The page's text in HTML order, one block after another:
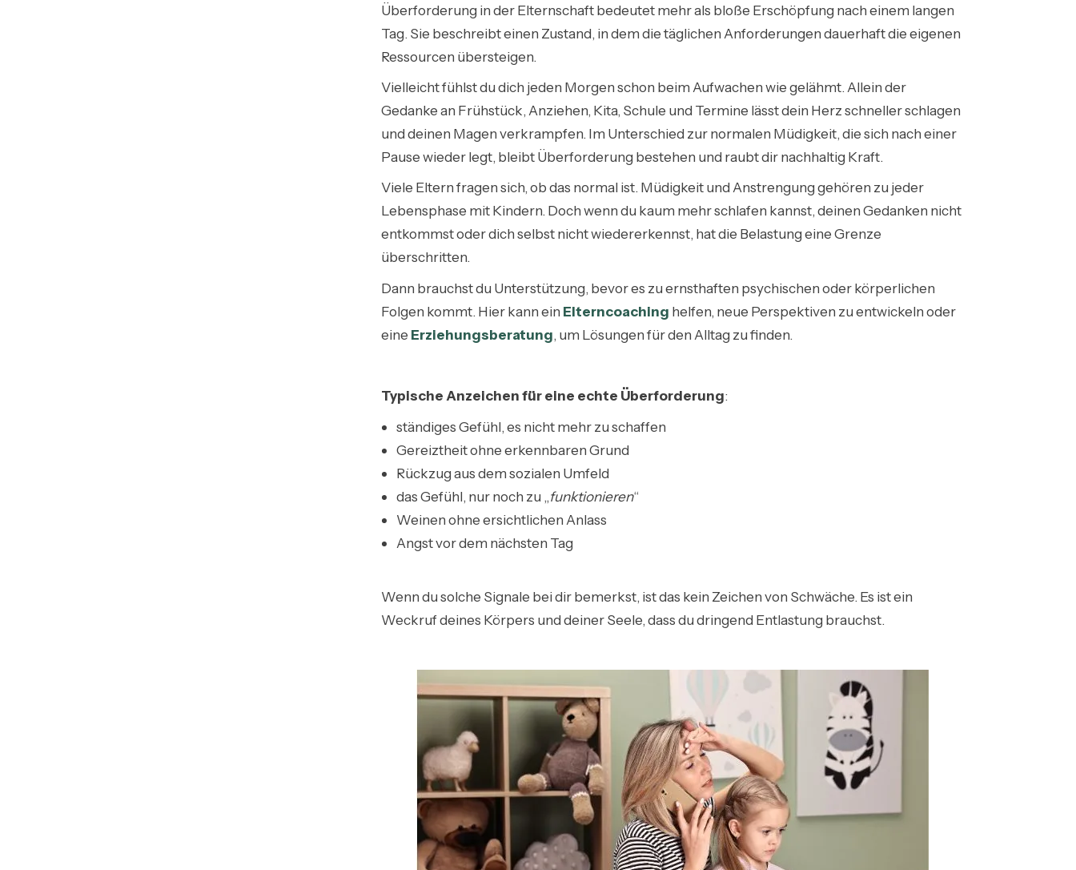
Überforderung in der Elternschaft bedeutet mehr als bloße Erschöpfung nach einem langen
Tag. Sie beschreibt einen Zustand, in dem die täglichen Anforderungen dauerhaft die eigenen
Ressourcen übersteigen.
Vielleicht fühlst du dich jeden Morgen schon beim Aufwachen wie gelähmt. Allein der
Gedanke an Frühstück, Anziehen, Kita, Schule und Termine lässt dein Herz schneller schlagen
und deinen Magen verkrampfen. Im Unterschied zur normalen Müdigkeit, die sich nach einer
Pause wieder legt, bleibt Überforderung bestehen und raubt dir nachhaltig Kraft.
Viele Eltern fragen sich, ob das normal ist. Müdigkeit und Anstrengung gehören zu jeder
Lebensphase mit Kindern. Doch wenn du kaum mehr schlafen kannst, deinen Gedanken nicht
entkommst oder dich selbst nicht wiedererkennst, hat die Belastung eine Grenze
überschritten.
Dann brauchst du Unterstützung, bevor es zu ernsthaften psychischen oder körperlichen
Folgen kommt. Hier kann ein Elterncoaching helfen, neue Perspektiven zu entwickeln oder
eine Erziehungsberatung, um Lösungen für den Alltag zu finden.
Typische Anzeichen für eine echte Überforderung:
ständiges Gefühl, es nicht mehr zu schaffen
Gereiztheit ohne erkennbaren Grund
Rückzug aus dem sozialen Umfeld
das Gefühl, nur noch zu „funktionieren“
Weinen ohne ersichtlichen Anlass
Angst vor dem nächsten Tag
Wenn du solche Signale bei dir bemerkst, ist das kein Zeichen von Schwäche. Es ist ein
Weckruf deines Körpers und deiner Seele, dass du dringend Entlastung brauchst.